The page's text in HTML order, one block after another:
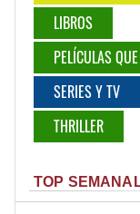
LIBROS
PELÍCULAS
SERIES Y TV
THRILLER
TOP